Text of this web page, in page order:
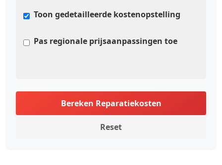
Toon gedetailleerde kostenopstelling
Pas regionale prijsaanpassingen toe
Bereken Reparatiekosten
Reset